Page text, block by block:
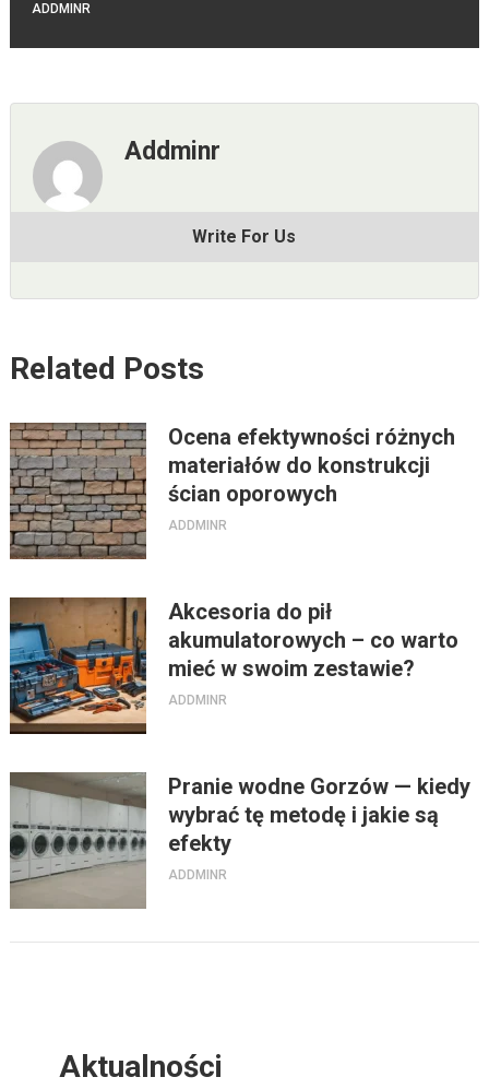
ADDMINR
Addminr
Write For Us
Related Posts
Ocena efektywności różnych
materiałów do konstrukcji
ścian oporowych
ADDMINR
Akcesoria do pił
akumulatorowych – co warto
mieć w swoim zestawie?
ADDMINR
Pranie wodne Gorzów — kiedy
wybrać tę metodę i jakie są
efekty
ADDMINR
Aktualności